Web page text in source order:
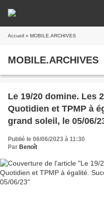
Accueil » MOBILE.ARCHIVES
MOBILE.ARCHIVES
Le 19/20 domine. Les
Quotidien et TPMP à
grand soleil, le 05/06/
Publié le 06/06/2023 à 11:30
Par Benoît